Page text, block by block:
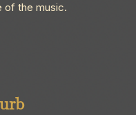
of the music.